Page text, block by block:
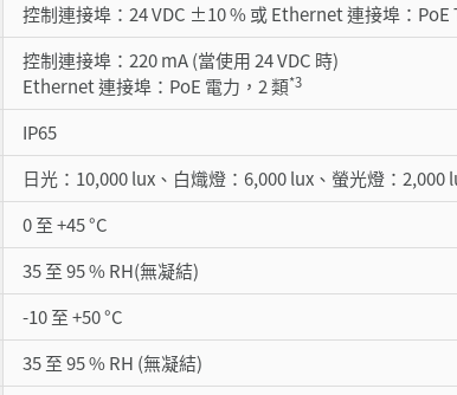
控制連接埠：24 VDC ±10 % 或 Ethernet 連接埠：PoE
控制連接埠：220 mA (當使用 24 VDC 時)
Ethernet 連接埠：PoE 電力，2 類*3
IP65
日光：10,000 lux、白熾燈：6,000 lux、螢光燈：2,000
0 至 +45 °C
35 至 95 % RH(無凝結)
-10 至 +50 °C
35 至 95 % RH (無凝結)